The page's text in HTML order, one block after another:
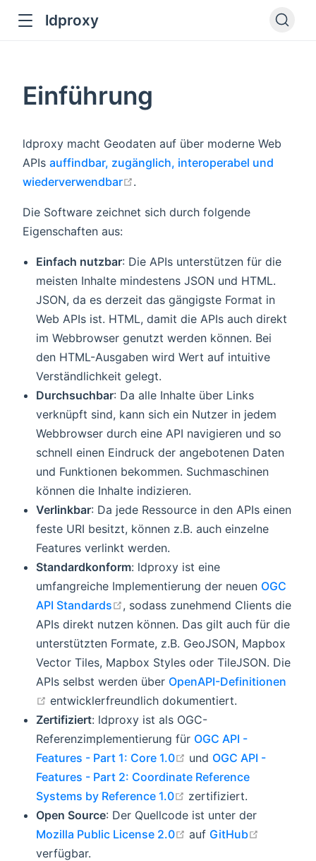
ldproxy
Einführung
ldproxy macht Geodaten auf über moderne Web
APIs auffindbar, zugänglich, interoperabel und
wiederverwendbar
.
Die Software zeichnet sich durch folgende
Eigenschaften aus:
Einfach nutzbar: Die APIs unterstützen für die
meisten Inhalte mindestens JSON und HTML.
JSON, da es derzeit das gängigste Format in
Web APIs ist. HTML, damit die APIs auch direkt
im Webbrowser genutzt werden können. Bei
den HTML-Ausgaben wird Wert auf intuitive
Verständlichkeit gelegt.
Durchsuchbar: Da alle Inhalte über Links
verknüpft sind, kann sich ein Nutzer in jedem
Webbrowser durch eine API navigieren und so
schnell einen Eindruck der angebotenen Daten
und Funktionen bekommen. Suchmaschinen
können die Inhalte indizieren.
Verlinkbar: Da jede Ressource in den APIs einen
feste URI besitzt, können z.B. auch einzelne
Features verlinkt werden.
Standardkonform: ldproxy ist eine
umfangreiche Implementierung der neuen OGC
API Standards
open in new window
, sodass zunehmend Clients die
APIs direkt nutzen können. Das gilt auch für die
unterstützten Formate, z.B. GeoJSON, Mapbox
Vector Tiles, Mapbox Styles oder TileJSON. Die
APIs selbst werden über OpenAPI-Definitionen
open in new window
entwicklerfreundlich dokumentiert.
Zertifiziert: ldproxy ist als OGC-
Referenzimplementierung für OGC API -
Features - Part 1: Core 1.0
open in new window
und OGC API -
Features - Part 2: Coordinate Reference
Systems by Reference 1.0
open in new window
zertifiziert.
Open Source: Der Quellcode ist unter der
Mozilla Public License 2.0
open in new window
auf GitHub
verfügbar.